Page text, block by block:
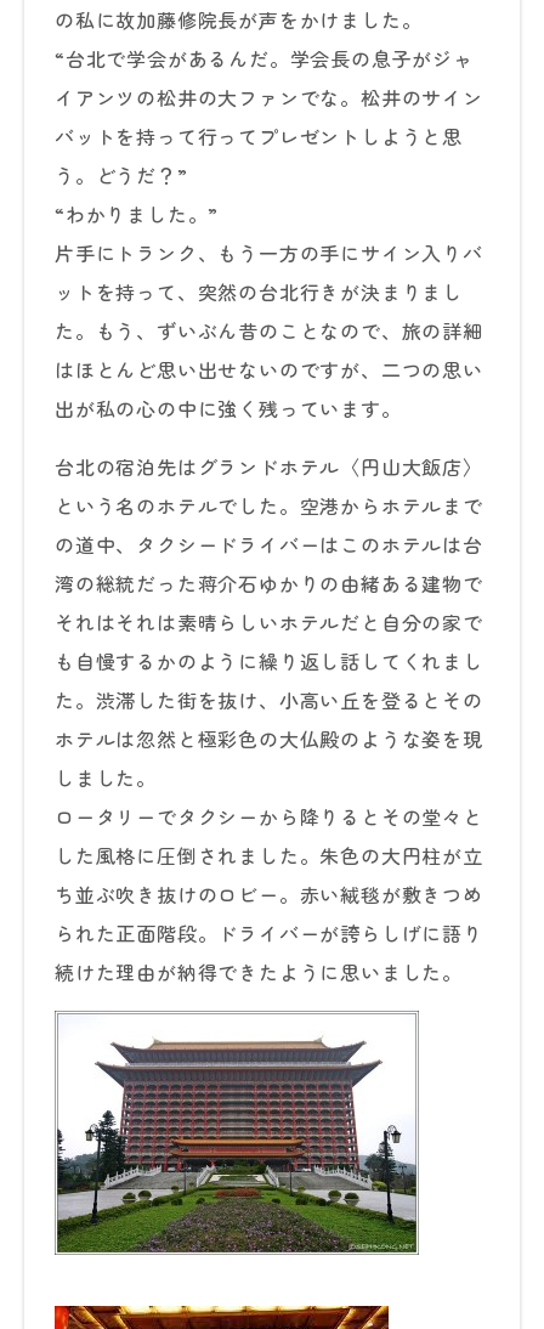
の私に故加藤修院長が声をかけました。
“台北で学会があるんだ。学会長の息子がジャ
イアンツの松井の大ファンでな。松井のサイン
バットを持って行ってプレゼントしようと思
う。どうだ？”
“わかりました。”
片手にトランク、もう一方の手にサイン入りバ
ットを持って、突然の台北行きが決まりまし
た。もう、ずいぶん昔のことなので、旅の詳細
はほとんど思い出せないのですが、二つの思い
出が私の心の中に強く残っています。
台北の宿泊先はグランドホテル〈円山大飯店〉
という名のホテルでした。空港からホテルまで
の道中、タクシードライバーはこのホテルは台
湾の総統だった蒋介石ゆかりの由緒ある建物で
それはそれは素晴らしいホテルだと自分の家で
も自慢するかのように繰り返し話してくれまし
た。渋滞した街を抜け、小高い丘を登るとその
ホテルは忽然と極彩色の大仏殿のような姿を現
しました。
ロータリーでタクシーから降りるとその堂々と
した風格に圧倒されました。朱色の大円柱が立
ち並ぶ吹き抜けのロビー。赤い絨毯が敷きつめ
られた正面階段。ドライバーが誇らしげに語り
続けた理由が納得できたように思いました。